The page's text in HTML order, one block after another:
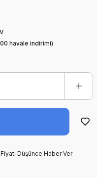
havale indirimi)
Fiyatı Düşünce Haber Ver